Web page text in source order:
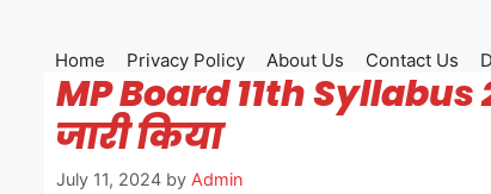
content
Home Privacy Policy About Us Contact Us
MP Board 11th
जारी किया
July 11, 2024 by Admin